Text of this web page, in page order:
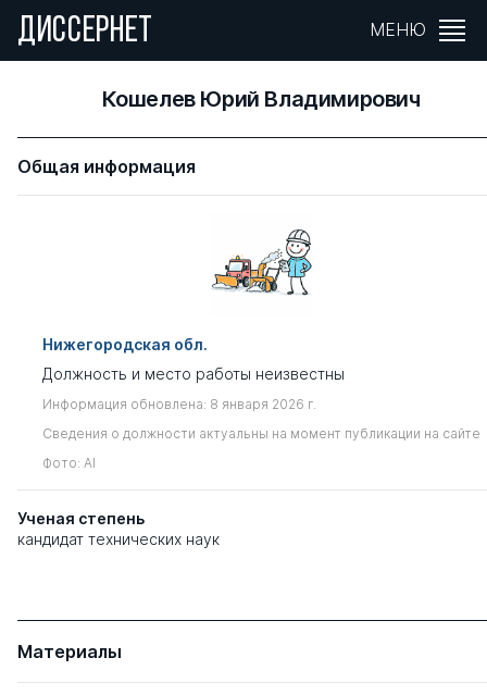
ДИССЕРНЕТ МЕНЮ
Кошелев Юрий Владимирович
Общая информация
Нижегородская обл.
Должность и место работы неизвестны
Информация обновлена: 8 января 2026 г.
Сведения о должности актуальны на момент публикации на сайте
Фото: AI
Ученая степень
кандидат технических наук
Материалы